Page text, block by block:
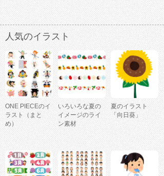
人気のイラスト
ONE PIECEのイ
ラスト（まと
め）
いろいろな夏の
イメージのライ
ン素材
夏のイラスト
「向日葵」